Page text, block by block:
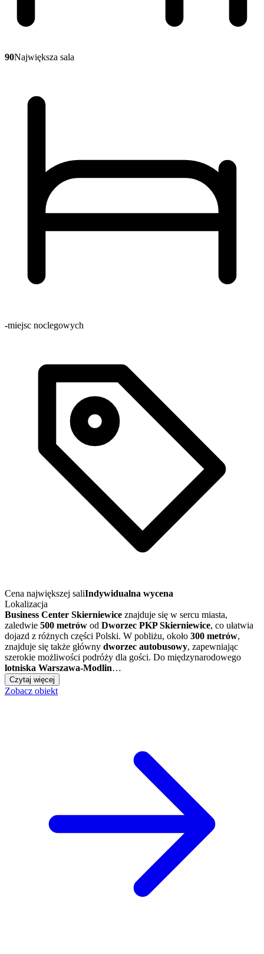
90Największa sala
-miejsc noclegowych
Cena największej saliIndywidualna wycena
Lokalizacja
Business Center Skierniewice znajduje się w sercu miasta,
zaledwie 500 metrów od Dworzec PKP Skierniewice, co ułatwia
dojazd z różnych części Polski. W pobliżu, około 300 metrów,
znajduje się także główny dworzec autobusowy, zapewniając
szerokie możliwości podróży dla gości. Do międzynarodowego
lotniska Warszawa-Modlin…
Czytaj więcej
Zobacz obiekt